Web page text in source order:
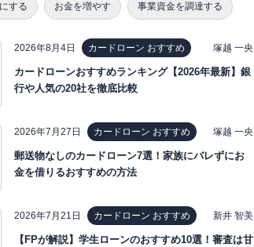
する お金を増やす 事業資金を調達する
2026年8月4日 カードローン おすすめ 塚越 一央
カードローンおすすめランキング【2026年最新】銀
行や人気の20社を徹底比較
2026年7月27日 カードローン おすすめ 塚越 一央
郵送物なしのカードローン7選！家族にバレずにお
金を借りるおすすめの方法
2026年7月21日 カードローン おすすめ 新井 智美
【FPが解説】学生ローンのおすすめ10選！審査は甘